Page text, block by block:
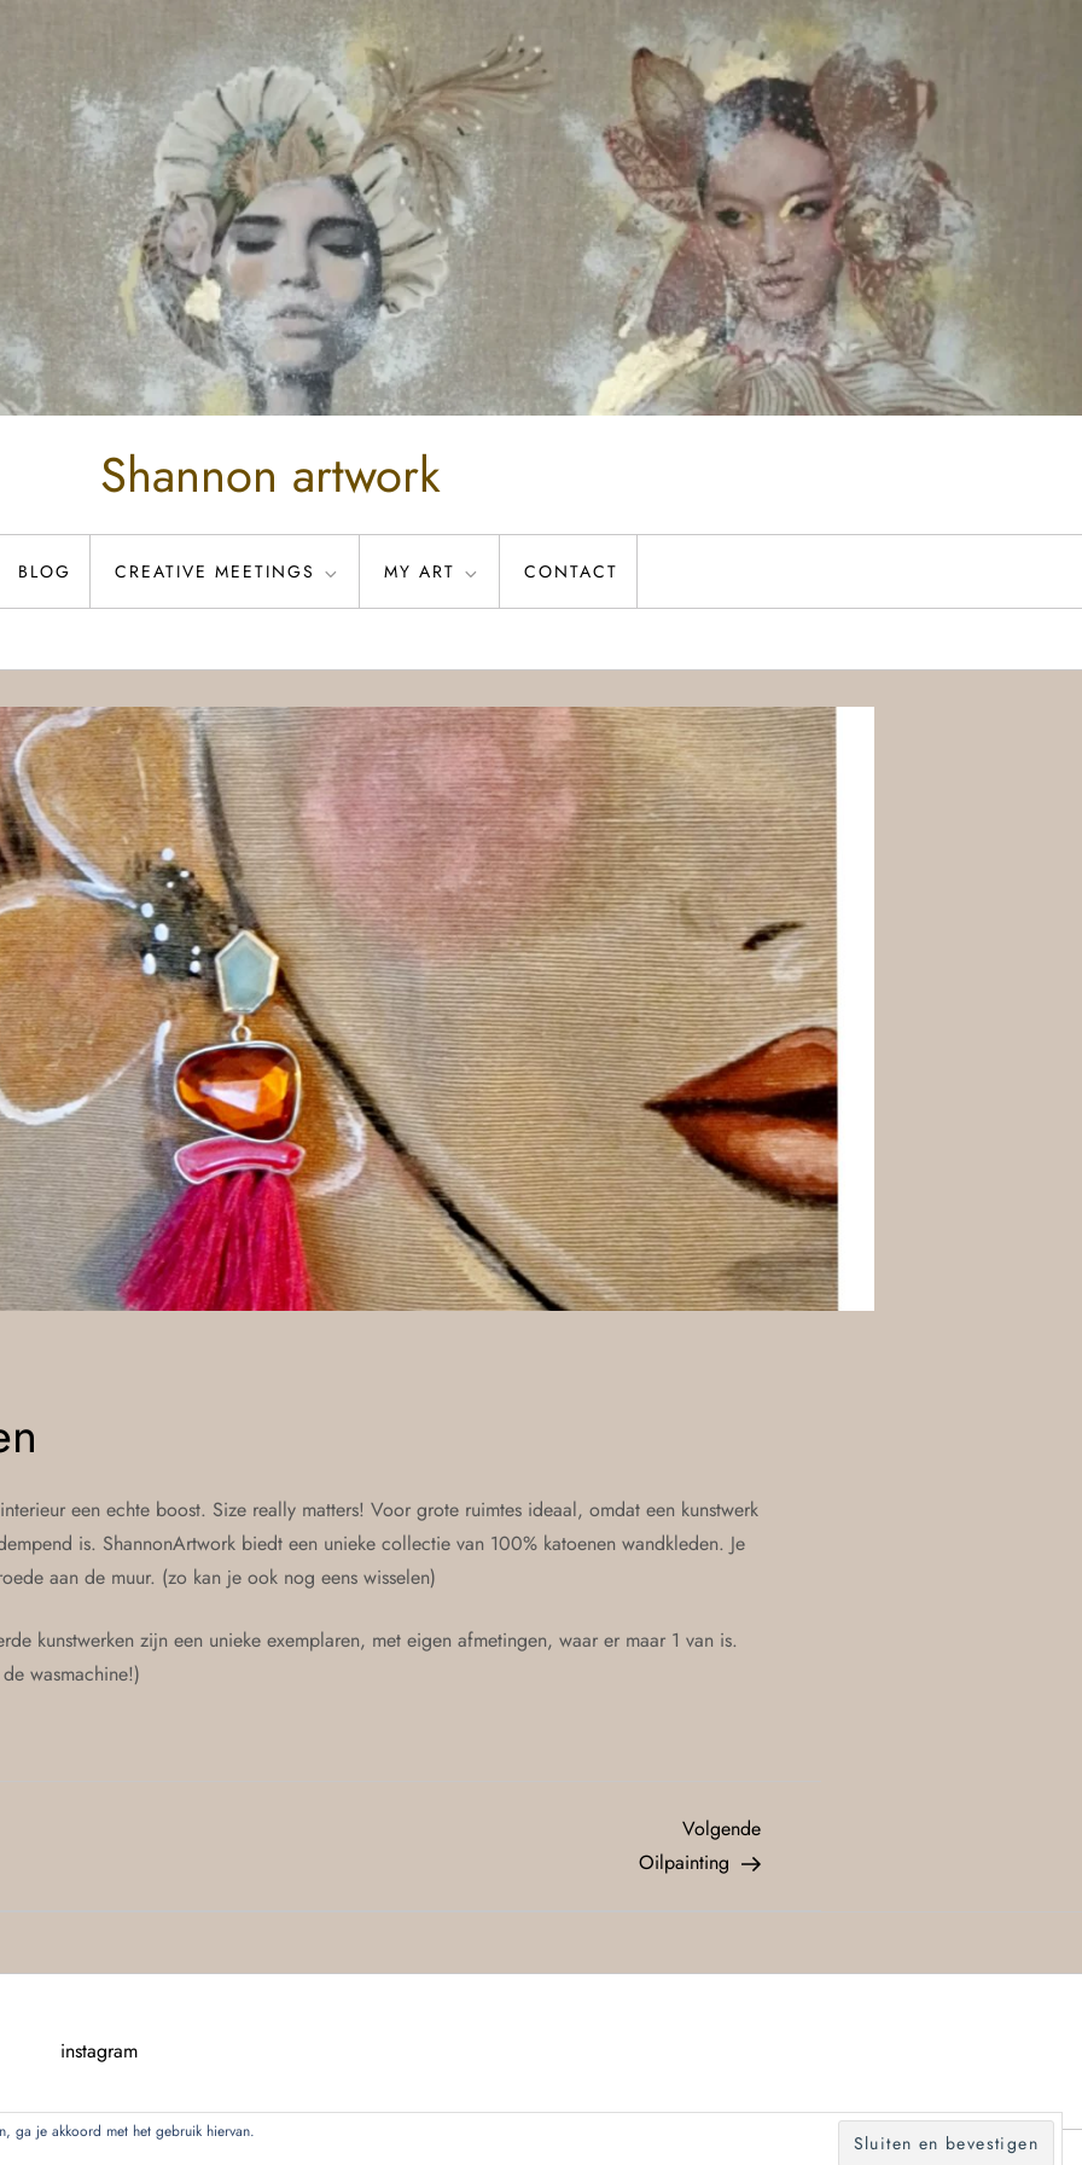
Shannon artwork
BLOG CREATIVE MEETINGS MY ART CONTACT
een echte boost. Size really matters! Voor grote ruimtes ideaal, omdat een kunstwerk
is. ShannonArtwork biedt een unieke collectie van 100% katoenen wandkleden. Je
aan de muur. (zo kan je ook nog eens wisselen)
kunstwerken zijn een unieke exemplaren, met eigen afmetingen, waar er maar 1 van is.
wasmachine!)
Volgende
Oilpainting
instagram
ga je akkoord met het gebruik hiervan.